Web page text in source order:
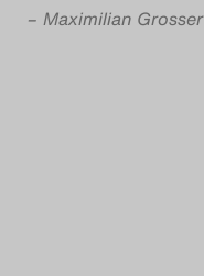
– Maximilian Grosser